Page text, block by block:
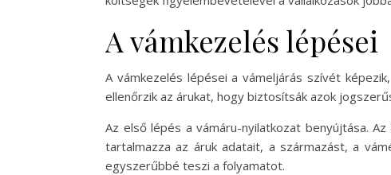
A vámkezelés lépései
A vámkezelés lépései a vámeljárás szívét
ellenőrzik az árukat, hogy biztosítsák azok
Az első lépés a vámáru-nyilatkozat benyújtása.
tartalmazza az áruk adatait, a származást, a
egyszerűbbé teszi a folyamatot.